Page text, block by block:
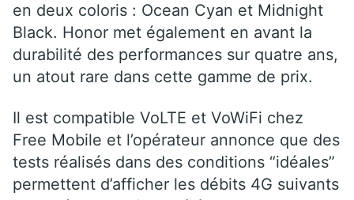
en deux coloris : Ocean Cyan et Midnight
Black. Honor met également en avant la
durabilité des performances sur quatre ans,
un atout rare dans cette gamme de prix.
Il est compatible VoLTE et VoWiFi chez
Free Mobile et l’opérateur annonce que des
tests réalisés dans des conditions “idéales”
permettent d’afficher les débits 4G suivants